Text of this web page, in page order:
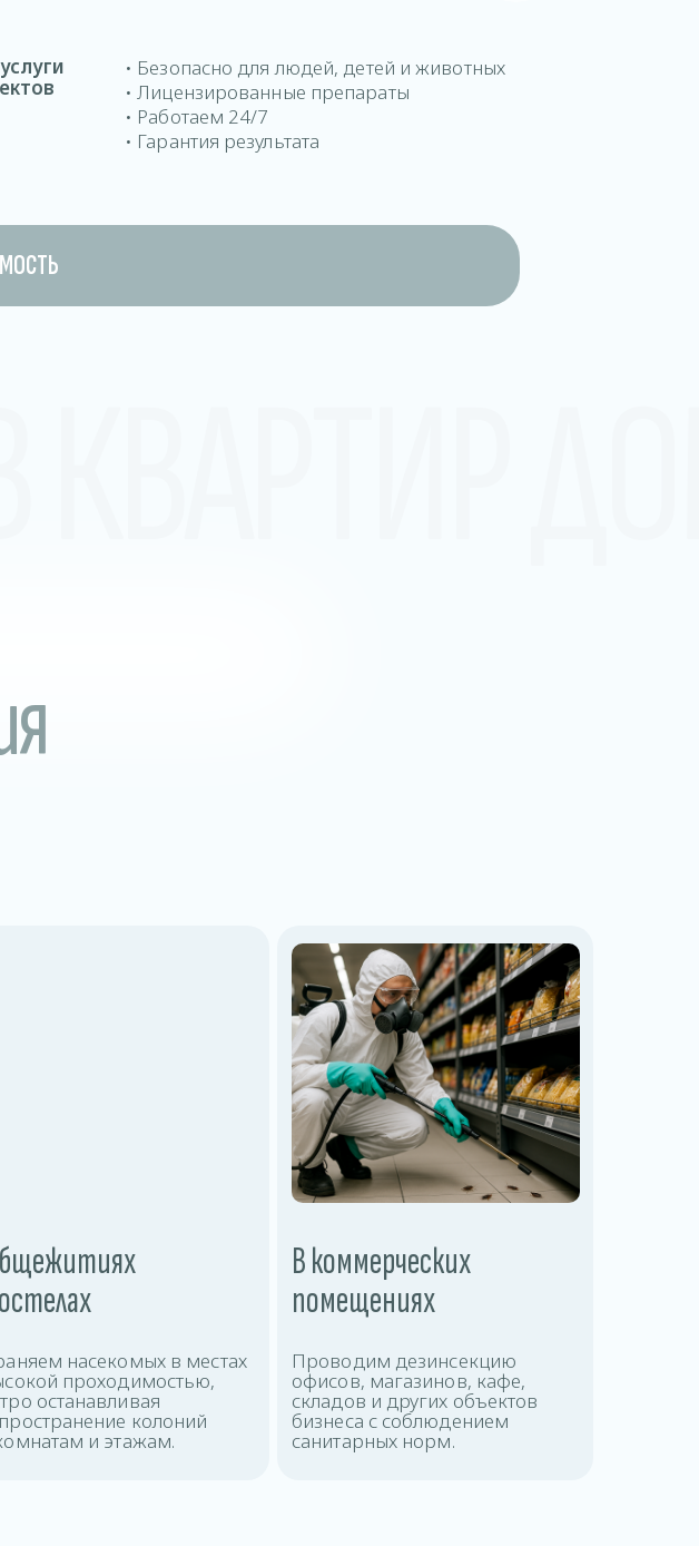
• Безопасно для людей, детей и животных
• Лицензированные препараты
• Работаем 24/7
• Гарантия результата
В коммерческих
помещениях
Проводим дезинсекцию
офисов, магазинов, кафе,
складов и других объектов
бизнеса с соблюдением
санитарных норм.
насекомых в местах
проходимостью,
останавливая
колоний
и этажам.